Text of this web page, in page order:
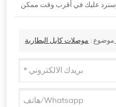
موضوع :